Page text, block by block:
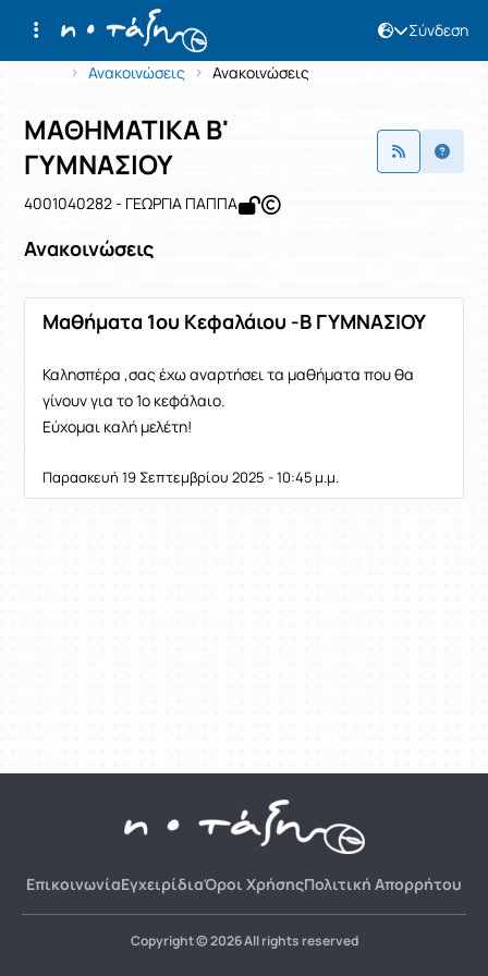
Σύνδεση
Αρχική Σελίδα
Ανακοινώσεις
Ανακοινώσεις
Μάθημα : ΜΑΘΗΜΑΤΙΚΑ Β'
Κωδικός : 4001040282
ΜΑΘΗΜΑΤΙΚΑ Β'
ΓΥΜΝΑΣΙΟΥ
4001040282 - ΓΕΩΡΓΙΑ ΠΑΠΠΑ
Ανακοινώσεις
Μαθήματα 1ου Κεφαλάιου -Β ΓΥΜΝΑΣΙΟΥ
Καλησπέρα ,σας έχω αναρτήσει τα μαθήματα που θα
γίνουν για το 1ο κεφάλαιο.
Εύχομαι καλή μελέτη!
Παρασκευή 19 Σεπτεμβρίου 2025 - 10:45 μ.μ.
ΕπικοινωνίαΕγχειρίδιαΌροι ΧρήσηςΠολιτική Απορρήτου
Copyright © 2026 All rights reserved